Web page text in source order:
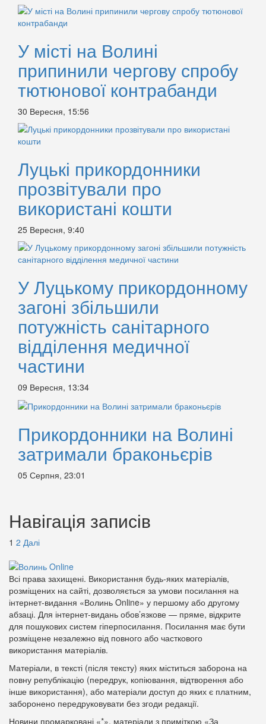
У місті на Волині
припинили чергову спробу
тютюнової контрабанди
30 Вересня, 15:56
Луцькі прикордонники
прозвітували про
використані кошти
25 Вересня, 9:40
У Луцькому прикордонному
загоні збільшили
потужність санітарного
відділення медичної
частини
09 Вересня, 13:34
Прикордонники на Волині
затримали браконьєрів
05 Серпня, 23:01
Навігація записів
1 2 Далі
Всі права захищені. Використання будь-яких матеріалів,
розміщених на сайті, дозволяється за умови посилання на
інтернет-видання «Волинь Online» у першому або другому
абзаці. Для інтернет-видань обов’язкове — пряме, відкрите
для пошукових систем гіперпосилання. Посилання має бути
розміщене незалежно від повного або часткового
використання матеріалів.
Матеріали, в тексті (після тексту) яких міститься заборона на
повну републікацію (передрук, копіювання, відтворення або
інше використання), або матеріали доступ до яких є платним,
заборонено передруковувати без згоди редакції.
Новини промарковані «*», матеріали з приміткою «За